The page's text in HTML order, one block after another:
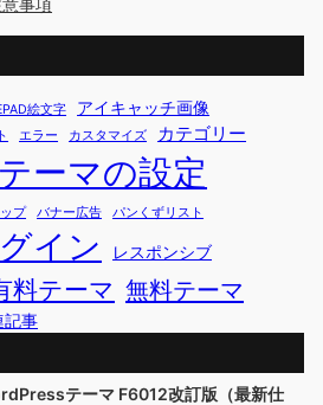
絵文字
アイキャッチ画像
エラー カスタマイズ カテゴリー
テーマの設定
プ バナー広告 パンくずリスト
イン レスポンシブ
料テーマ 無料テーマ
記事
テーマ F6012改訂版（最新仕